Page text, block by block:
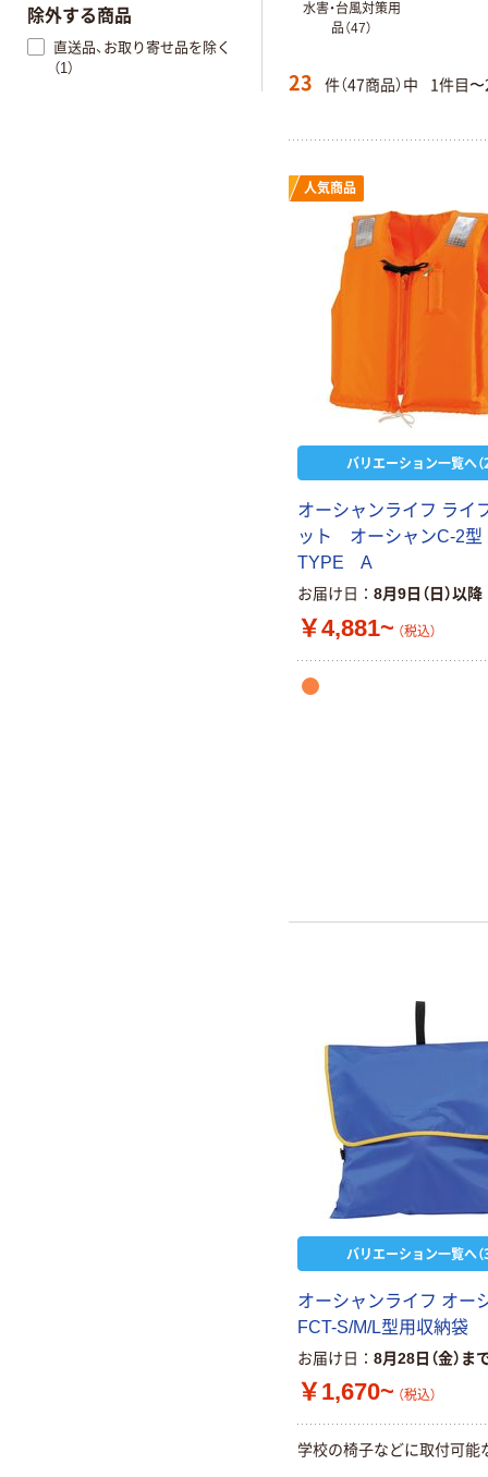
水害・台風対策用
品（47）
23 件（47商品）中 1件目
人気商品
バリエーション一覧へ（
オーシャンライフ ライ
ット オーシャンC-2
TYPE A
お届け日 8月9日（日）以降
￥4,881~ （税込）
バリエーション一覧へ（
オーシャンライフ オー
FCT-S/M/L型用収納袋
お届け日 8月28日（金）ま
￥1,670~ （税込）
学校の椅子などに取付可能
除外する商品
直送品、お取り寄せ品を除く
（1）